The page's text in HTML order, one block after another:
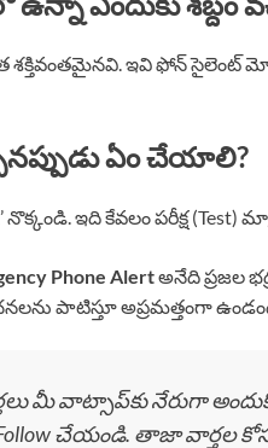
శక్తివంతమైనవి. ఇవి ఫోన్
ఏం చేయాలి?
నొక్కండి. ఇది కేవలం పరీక్ష
Phone Alertఅనేది ప్రజల
పాటిస్తూ అప్రమత్తంగా
మీ వాట్సాప్‌కు నేరుగా
Follow చేయండి. తాజా వార్తల